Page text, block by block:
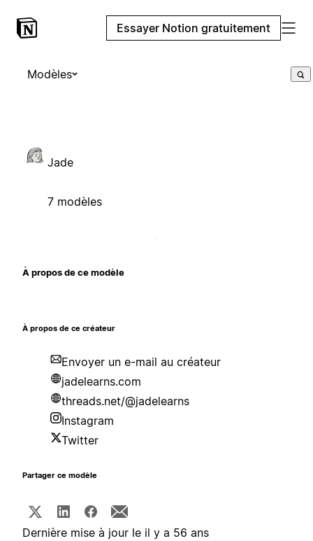
Essayer Notion gratuitement
Modèles
Jade
7 modèles
À propos de ce modèle
À propos de ce créateur
Envoyer un e-mail au créateur
jadelearns.com
threads.net/@jadelearns
Instagram
Twitter
Partager ce modèle
Dernière mise à jour le il y a 56 ans